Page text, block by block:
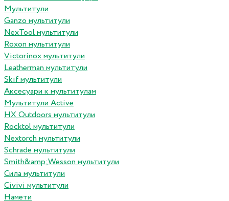
Мультитули
Ganzo мультитули
NexTool мультитули
Roxon мультитули
Victorinox мультитули
Leatherman мультитули
Skif мультитули
Аксесуари к мультитулам
Мультитули Active
HX Outdoors мультитули
Rocktol мультитули
Nextorch мультитули
Schrade мультитули
Smith&amp;Wesson мультитули
Сила мультитули
Civivi мультитули
Намети